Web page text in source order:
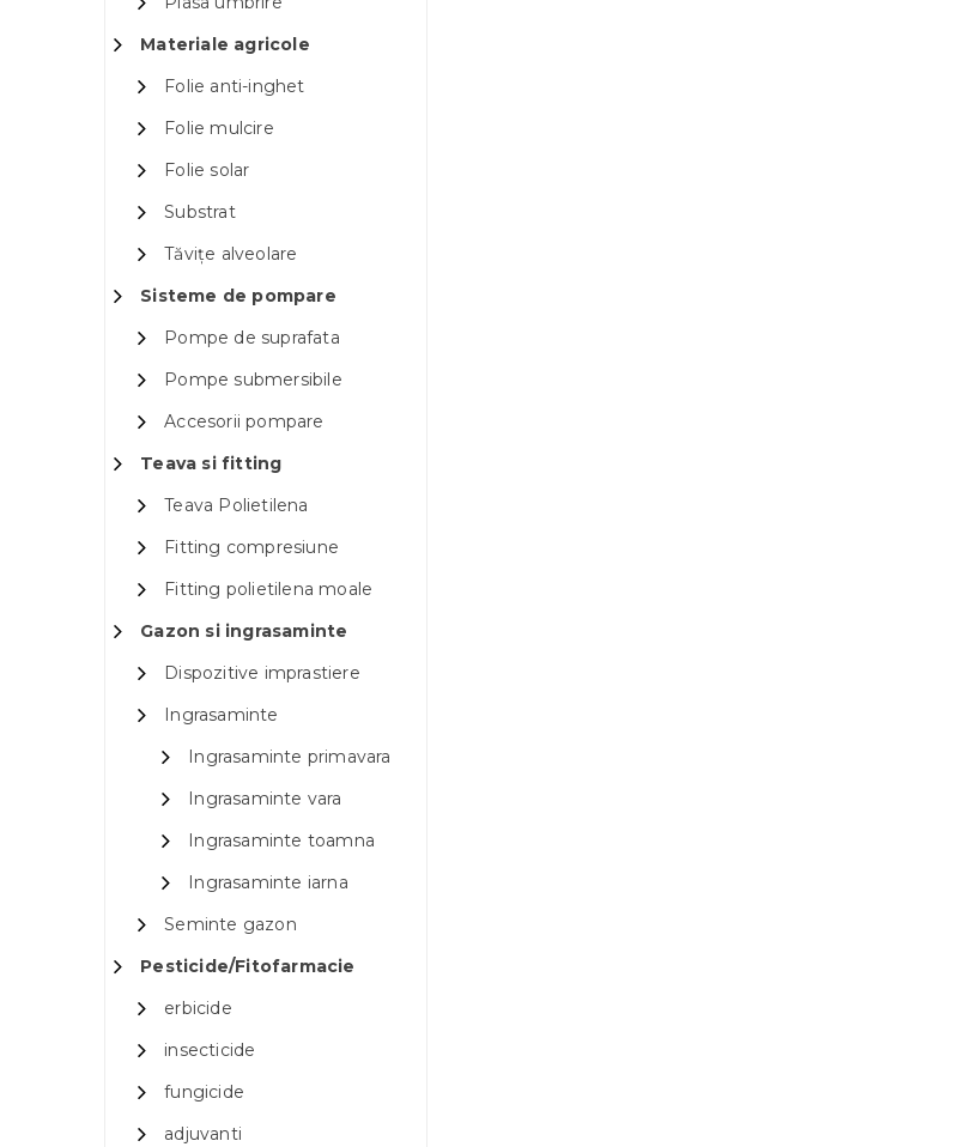
Materiale agricole
Folie anti-inghet
Folie mulcire
Folie solar
Substrat
Tăvițe alveolare
Sisteme de pompare
Pompe de suprafata
Pompe submersibile
Accesorii pompare
Teava si fitting
Teava Polietilena
Fitting compresiune
Fitting polietilena moale
Gazon si ingrasaminte
Dispozitive imprastiere
Ingrasaminte
Ingrasaminte primavara
Ingrasaminte vara
Ingrasaminte toamna
Ingrasaminte iarna
Seminte gazon
Pesticide/Fitofarmacie
erbicide
insecticide
fungicide
adjuvanti